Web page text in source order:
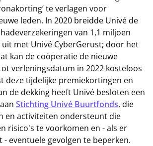
te verlagen voor
leden. In 2020 breidde Univé de
van 1,1 miljoen
met Univé CyberGerust; door het
kan de coöperatie de nieuwe
verleningsdatum in 2022 kosteloos
deze tijdelijke premiekortingen en
de dekking heeft Univé besloten een
Stichting Univé Buurtfonds, die
en activiteiten ondersteunt die
risico's te voorkomen en - als er
- eventuele gevolgen te beperken.